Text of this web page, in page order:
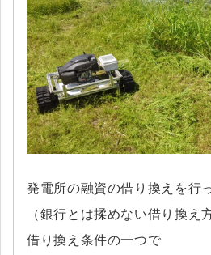
発電所の融資の借り換えを行
（銀行とは揉めない借り換え
借り換え条件の一つで